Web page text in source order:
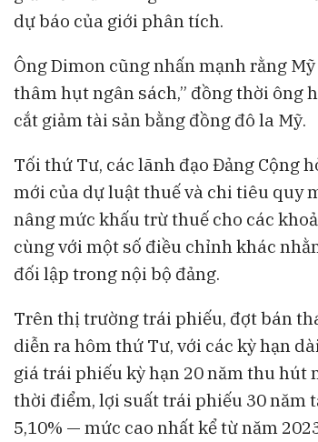
dự báo của giới phân tích.
Ông Dimon cũng nhấn mạnh rằng
thâm hụt ngân sách,” đồng thời ông
cắt giảm tài sản bằng đồng đô la Mỹ.
Tối thứ Tư, các lãnh đạo Đảng Cộng
mới của dự luật thuế và chi tiêu quy
nâng mức khấu trừ thuế cho các
cùng với một số điều chỉnh khác
đối lập trong nội bộ đảng.
Trên thị trường trái phiếu, đợt bán
diễn ra hôm thứ Tư, với các kỳ hạn
giá trái phiếu kỳ hạn 20 năm thu hút
thời điểm, lợi suất trái phiếu 30 năm
5,10% — mức cao nhất kể từ năm